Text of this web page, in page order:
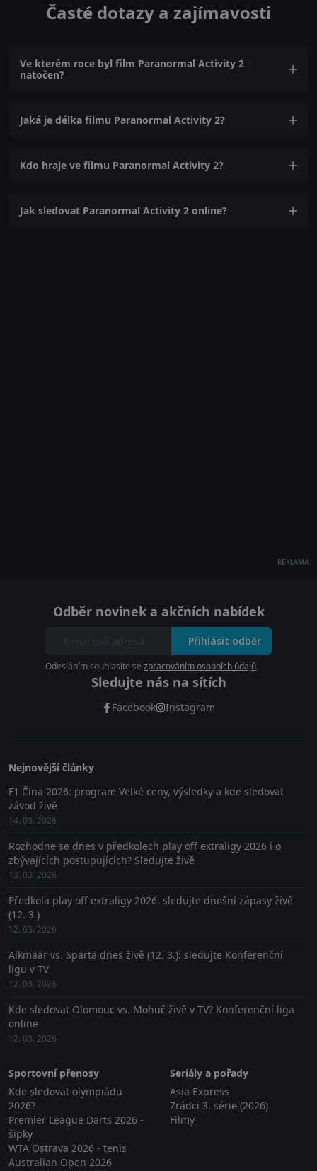
Časté dotazy a zajímavosti
Ve kterém roce byl film Paranormal Activity 2
natočen?
Jaká je délka filmu Paranormal Activity 2?
Kdo hraje ve filmu Paranormal Activity 2?
Jak sledovat Paranormal Activity 2 online?
REKLAMA
Odběr novinek a akčních nabídek
Přihlásit odběr
Odesláním souhlasíte se zpracováním osobních údajů.
Sledujte nás na sítích
Facebook Instagram
Nejnovější články
F1 Čína 2026: program Velké ceny, výsledky a kde sledovat
závod živě
14. 03. 2026
Rozhodne se dnes v předkolech play off extraligy 2026 i o
zbývajících postupujících? Sledujte živě
13. 03. 2026
Předkola play off extraligy 2026: sledujte dnešní zápasy živě
(12. 3.)
12. 03. 2026
Alkmaar vs. Sparta dnes živě (12. 3.): sledujte Konferenční
ligu v TV
12. 03. 2026
Kde sledovat Olomouc vs. Mohuč živě v TV? Konferenční liga
online
12. 03. 2026
Sportovní přenosy
Kde sledovat olympiádu
2026?
Premier League Darts 2026 -
šipky
WTA Ostrava 2026 - tenis
Australian Open 2026
Seriály a pořady
Asia Express
Zrádci 3. série (2026)
Filmy